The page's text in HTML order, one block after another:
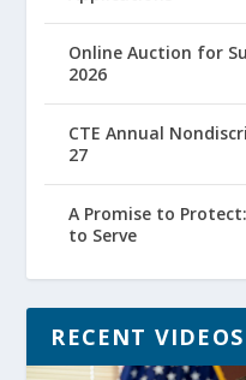
Online Auction for
2026
CTE Annual
27
A Promise to
to Serve
RECENT VIDEOS